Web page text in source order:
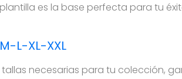
es la base perfecta para tu
L-XL-XXL
necesarias para tu colección,